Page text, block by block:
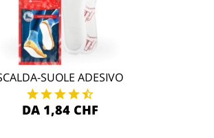
SUOLE ADESIVO
DA 1,84 CHF